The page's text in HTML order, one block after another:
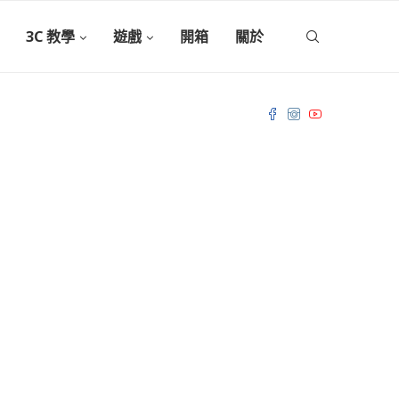
3C 教學 遊戲 開箱 關於